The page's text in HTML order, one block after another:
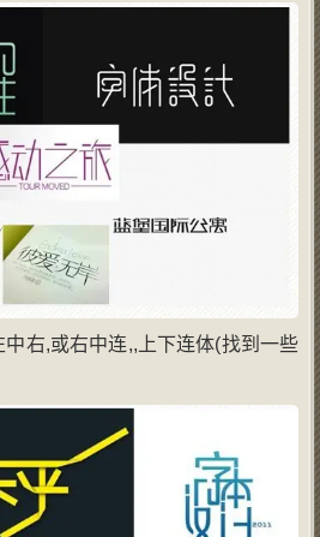
右,或右中连,,上下连体(找到一些